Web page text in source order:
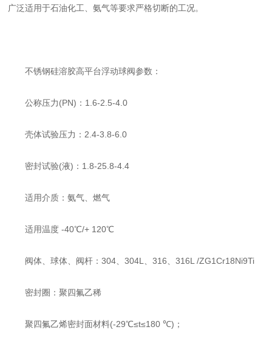
广泛适用于石油化工、氨气等要求严格切断的工况。
不锈钢硅溶胶高平台浮动球阀参数：
公称压力(PN)：1.6-2.5-4.0
壳体试验压力：2.4-3.8-6.0
密封试验(液)：1.8-25.8-4.4
适用介质：氨气、燃气
适用温度 -40℃/+ 120℃
阀体、球体、阀杆：304、304L、316、316L /ZG1Cr18Ni9Ti
密封圈：聚四氟乙稀
聚四氟乙烯密封面材料(-29℃≤t≤180 ℃)；